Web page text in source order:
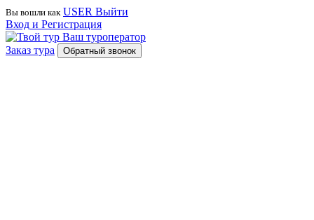
Вы вошли как USER Выйти
Вход и Регистрация
Ваш туроператор
Заказ тура
Обратный звонок